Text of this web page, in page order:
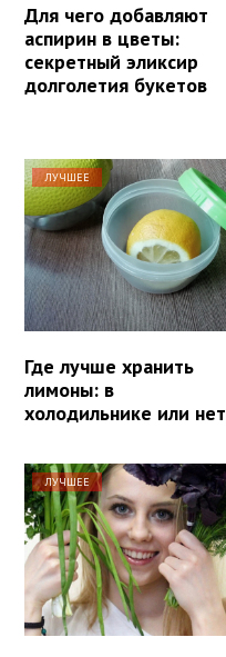
Для чего добавляют
аспирин в цветы:
секретный эликсир
долголетия букетов
ЛУЧШЕЕ
Где лучше хранить
лимоны: в
холодильнике или нет
ЛУЧШЕЕ